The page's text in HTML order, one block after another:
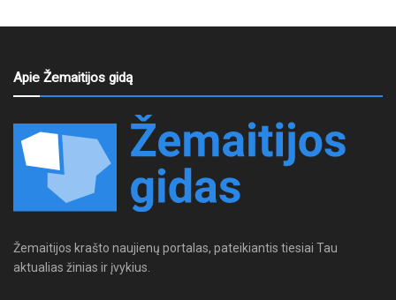
Apie Žemaitijos gidą
Žemaitijos krašto naujienų portalas, pateikiantis tiesiai Tau
aktualias žinias ir įvykius.